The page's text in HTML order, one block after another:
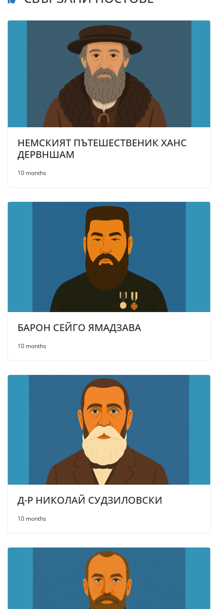
НЕМСКИЯТ ПЪТЕШЕСТВЕНИК ХАНС
ДЕРВНШАМ
10 months
БАРОН СЕЙГО ЯМАДЗАВА
10 months
Д-Р НИКОЛАЙ СУДЗИЛОВСКИ
10 months